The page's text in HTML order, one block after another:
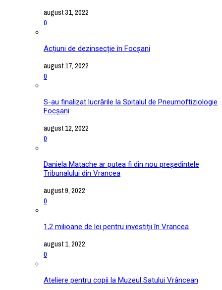
august 31, 2022
0
Acțiuni de dezinsecție în Focșani
august 17, 2022
0
S-au finalizat lucrările la Spitalul de Pneumoftiziologie
Focșani
august 12, 2022
0
Daniela Matache ar putea fi din nou președintele
Tribunalului din Vrancea
august 9, 2022
0
1,2 milioane de lei pentru investiții în Vrancea
august 1, 2022
0
Ateliere pentru copii la Muzeul Satului Vrâncean